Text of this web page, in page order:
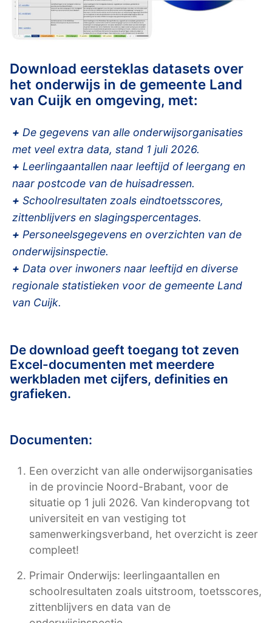
Download eersteklas datasets over
het onderwijs in de gemeente Land
van Cuijk en omgeving, met:
+ De gegevens van alle onderwijsorganisaties
met veel extra data, stand 1 juli 2026.
+ Leerlingaantallen naar leeftijd of leergang en
naar postcode van de huisadressen.
+ Schoolresultaten zoals eindtoetsscores,
zittenblijvers en slagingspercentages.
+ Personeelsgegevens en overzichten van de
onderwijsinspectie.
+ Data over inwoners naar leeftijd en diverse
regionale statistieken voor de gemeente Land
van Cuijk.
De download geeft toegang tot zeven
Excel-documenten met meerdere
werkbladen met cijfers, definities en
grafieken.
Documenten:
Een overzicht van alle onderwijsorganisaties
in de provincie Noord-Brabant, voor de
situatie op 1 juli 2026. Van kinderopvang tot
universiteit en van vestiging tot
samenwerkingsverband, het overzicht is zeer
compleet!
Primair Onderwijs: leerlingaantallen en
schoolresultaten zoals uitstroom, toetsscores,
zittenblijvers en data van de